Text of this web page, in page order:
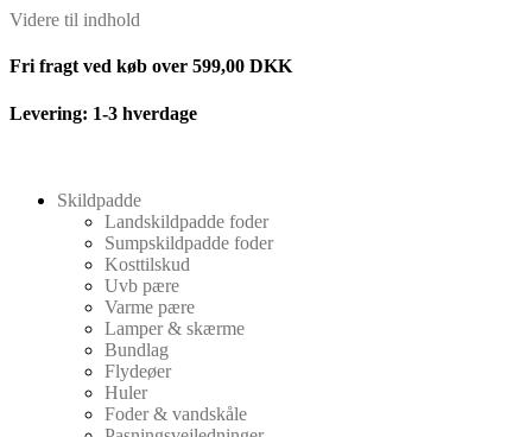
Videre til indhold
Fri fragt ved køb over 599,00 DKK
Levering: 1-3 hverdage
Skildpadde
Landskildpadde foder
Sumpskildpadde foder
Kosttilskud
Uvb pære
Varme pære
Lamper & skærme
Bundlag
Flydeøer
Huler
Foder & vandskåle